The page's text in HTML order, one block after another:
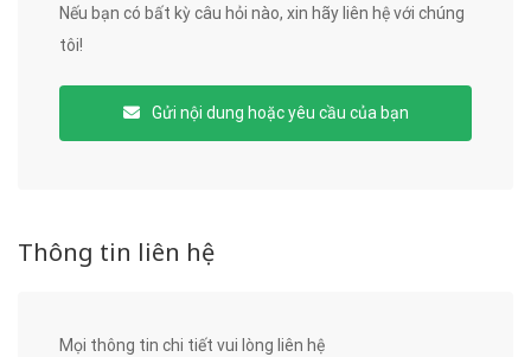
Nếu bạn có bất kỳ câu hỏi nào, xin hãy liên hệ với chúng
tôi!
Gửi nội dung hoặc yêu cầu của bạn
Thông tin liên hệ
Mọi thông tin chi tiết vui lòng liên hệ